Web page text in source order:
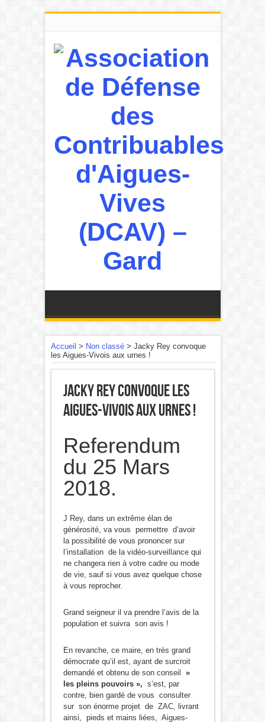
Accueil > Non classé> Jacky Rey convoque
les Aigues-Vivois aux urnes !
Jacky Rey convoque les
Aigues-Vivois aux urnes !
Referendum
du 25 Mars
2018.
J Rey, dans un extrême élan de
générosité, va vous permettre d’avoir
la possibilité de vous prononcer sur
l’installation de la vidéo-surveillance qui
ne changera rien à votre cadre ou mode
de vie, sauf si vous avez quelque chose
à vous reprocher.
Grand seigneur il va prendre l’avis de la
population et suivra son avis !
En revanche, ce maire, en très grand
démocrate qu’il est, ayant de surcroit
demandé et obtenu de son conseil
»
les pleins pouvoirs », s’est, par
contre, bien gardé de vous consulter
sur son énorme projet de ZAC, livrant
ainsi, pieds et mains liées, Aigues-